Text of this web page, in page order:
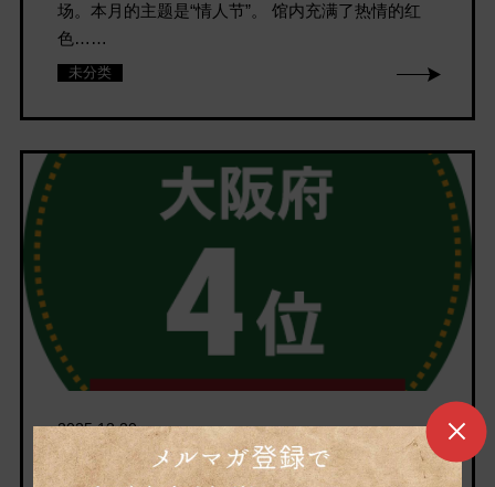
场。本月的主题是“情人节”。 馆内充满了热情的红
色……
未分类
2025.12.20
Nifty温泉排行榜2025 各部门获奖通知